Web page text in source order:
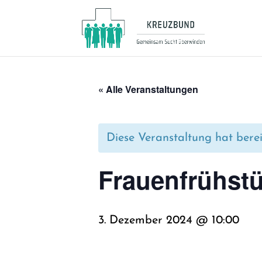
« Alle Veranstaltungen
Diese Veranstaltung hat
3. Dezember 2024 @ 10:00